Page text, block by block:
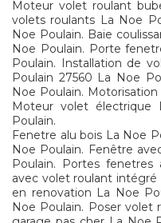
Moteur volet roulant
volets roulants La Noe
Noe Poulain. Baie
Noe Poulain. Porte
Poulain. Installation de
Poulain 27560 La Noe
Noe Poulain.
Moteur volet électrique
Poulain.
Fenetre alu bois La Noe
Noe Poulain. Fenêtre
Poulain. Portes
avec volet roulant
en renovation La Noe
Noe Poulain. Poser volet